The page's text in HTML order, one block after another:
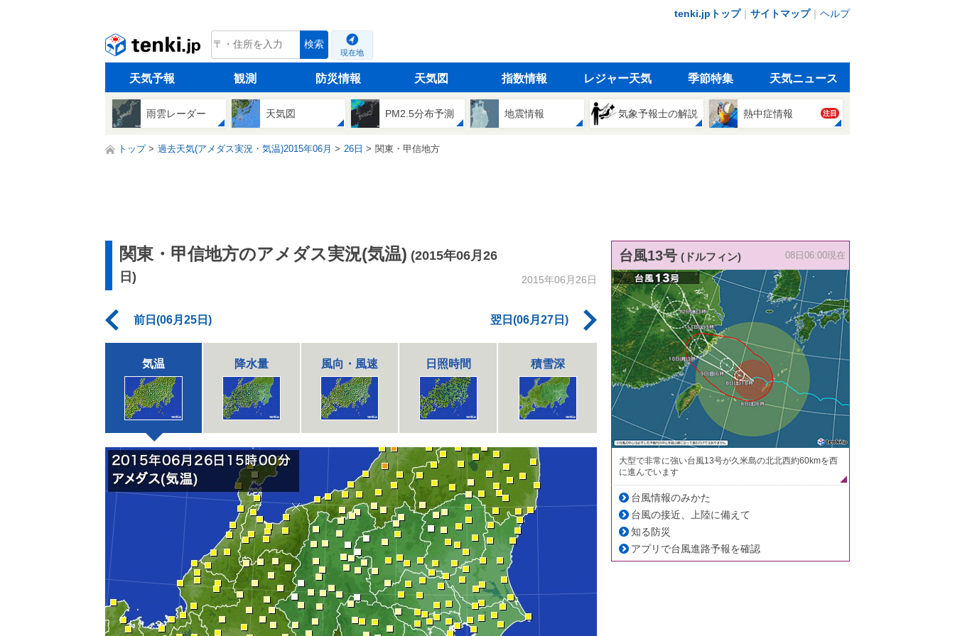
tenki.jpトップ｜ サイトマップ｜ ヘルプ
tenki.jp 検索
現在地
天気予報 観測 防災情報 天気図 指数情報 レジャー天気 季節特集 天気ニュース
雨雲レーダー 天気図 PM2.5分布予測 地震情報 気象予報士の解説 熱中症情報 注目
トップ 過去天気(アメダス実況・気温)2015年06月 26日 関東・甲信地方
関東・甲信地方のアメダス実況(気温) (2015年06月26
日)
2015年06月26日
前日(06月25日) 翌日(06月27日)
気温 降水量 風向・風速 日照時間 積雪深
台風13号 (ドルフィン) 08日06:00現在
大型で非常に強い台風13号が久米島の北北西約60kmを西
に進んでいます
台風情報のみかた
台風の接近、上陸に備えて
知る防災
アプリで台風進路予報を確認